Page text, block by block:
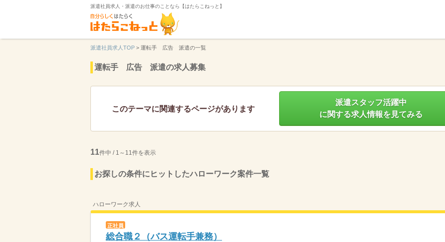
派遣社員求人・派遣のお仕事のことなら【はたらこねっと】
派遣社員求人TOP > 運転手 広告 派遣の一覧
運転手 広告 派遣の求人募集
このテーマに関連するページがあります
派遣スタッフ活躍中
に関する求人情報を見てみる
11件中 / 1～11件を表示
お探しの条件にヒットしたハローワーク案件一覧
ハローワーク求人
正社員
総合職２（バス運転手兼務）